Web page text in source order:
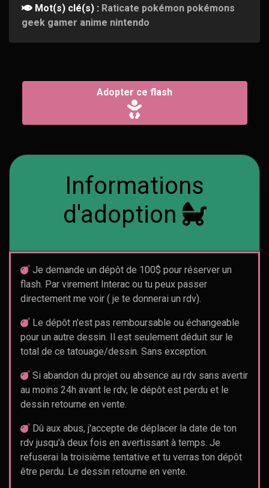
Mot(s) clé(s) : Raticate pokémon pokémons
geek gamer anime nintendo
Adopter ce flash
Informations
d'adoption
Je demande un dépôt de 100$ pour réserver un
flash. Par virement Interac ou tu peux passer
directement me voir ( je te donnerai un rdv).
Le dépôt n'est pas remboursable ou échangeable
pour un autre dessin. Il est seulement déduit sur le
total de ce tatouage/dessin. Sans exception.
Si abandon du projet ou absence au rdv sans avertir
au moins 24h avant le rdv, le dépôt est perdu et le
dessin retourne en vente.
Dû aux abus, j'accepte de déplacer la date de ton
rdv jusqu'à deux fois en avertissant à temps. Je
refuserai la troisième tentative et tu verras ton dépôt
être perdu. Le dessin retourne en vente.